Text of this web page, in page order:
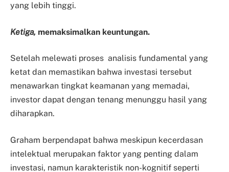
yang lebih tinggi.
Ketiga, memaksimalkan keuntungan.
Setelah melewati proses analisis fundamental yang
ketat dan memastikan bahwa investasi tersebut
menawarkan tingkat keamanan yang memadai,
investor dapat dengan tenang menunggu hasil yang
diharapkan.
Graham berpendapat bahwa meskipun kecerdasan
intelektual merupakan faktor yang penting dalam
investasi, namun karakteristik non-kognitif seperti